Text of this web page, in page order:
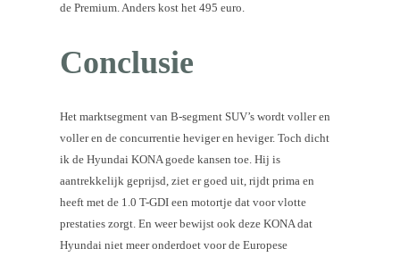
de Premium. Anders kost het 495 euro.
Conclusie
Het marktsegment van B-segment SUV’s wordt voller en
voller en de concurrentie heviger en heviger. Toch dicht
ik de Hyundai KONA goede kansen toe. Hij is
aantrekkelijk geprijsd, ziet er goed uit, rijdt prima en
heeft met de 1.0 T-GDI een motortje dat voor vlotte
prestaties zorgt. En weer bewijst ook deze KONA dat
Hyundai niet meer onderdoet voor de Europese